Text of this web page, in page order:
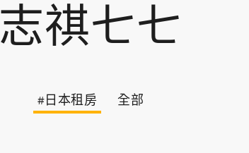
志祺七七
#日本租房 全部